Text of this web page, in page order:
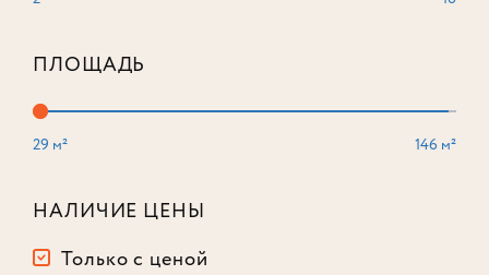
ПЛОЩАДЬ
29 м² 146 м²
НАЛИЧИЕ ЦЕНЫ
Только с ценой
Корпус
Этаж